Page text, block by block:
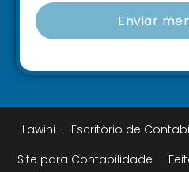
Enviar
Lawini — Escritório de
Site para Contabilidade —